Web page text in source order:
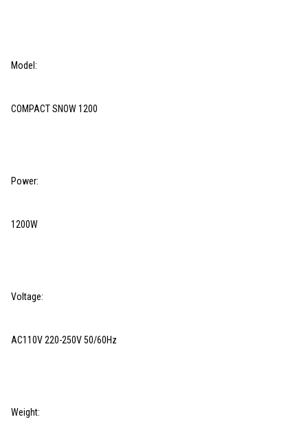
Model:
COMPACT SNOW 1200
Power:
1200W
Voltage:
AC110V 220-250V 50/60Hz
Weight: